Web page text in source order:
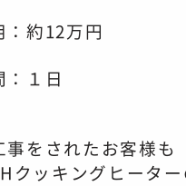
：約12万円
：１日
事をされたお客様も
クッキングヒータ